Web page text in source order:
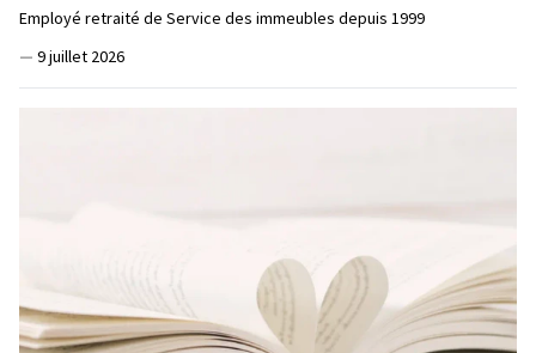
Employé retraité de Service des immeubles depuis 1999
— 9 juillet 2026